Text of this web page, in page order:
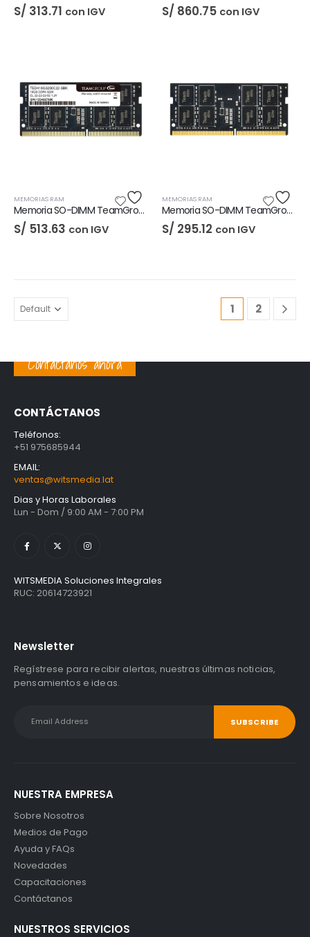
S/ 313.71 con IGV S/ 860.75 con IGV
MEMORIAS RAM
Memoria SO-DIMM TeamGroup Elite 16GB DDR4-3200
S/ 513.63 con IGV
MEMORIAS RAM
Memoria SO-DIMM TeamGroup Elite 8GB DDR4-3200
S/ 295.12 con IGV
1 2
Contáctanos ahora
CONTÁCTANOS
Teléfonos:
+51 975685944
EMAIL:
ventas@witsmedia.lat
Dias y Horas Laborales
Lun - Dom / 9:00 AM - 7:00 PM
WITSMEDIA Soluciones Integrales
RUC: 20614723921
Newsletter
Regístrese para recibir alertas, nuestras últimas noticias,
pensamientos e ideas.
NUESTRA EMPRESA
Sobre Nosotros
Medios de Pago
Ayuda y FAQs
Novedades
Capacitaciones
Contáctanos
NUESTROS SERVICIOS